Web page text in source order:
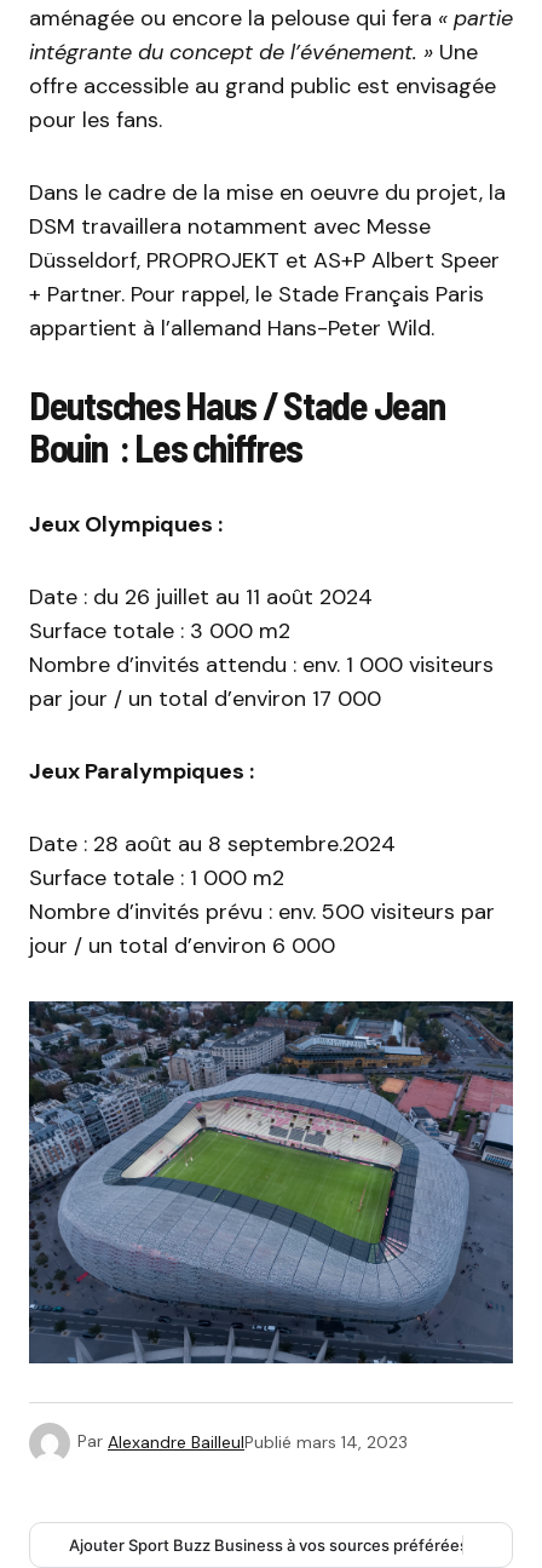
aménagée ou encore la pelouse qui fera « partie
intégrante du concept de l’événement. » Une
offre accessible au grand public est envisagée
pour les fans.
Dans le cadre de la mise en oeuvre du projet, la
DSM travaillera notamment avec Messe
Düsseldorf, PROPROJEKT et AS+P Albert Speer
+ Partner. Pour rappel, le Stade Français Paris
appartient à l’allemand Hans-Peter Wild.
Deutsches Haus / Stade Jean
Bouin : Les chiffres
Jeux Olympiques :
Date : du 26 juillet au 11 août 2024
Surface totale : 3 000 m2
Nombre d’invités attendu : env. 1 000 visiteurs
par jour / un total d’environ 17 000
Jeux Paralympiques :
Date : 28 août au 8 septembre.2024
Surface totale : 1 000 m2
Nombre d’invités prévu : env. 500 visiteurs par
jour / un total d’environ 6 000
Par Alexandre BailleulPublié mars 14, 2023
Ajouter Sport Buzz Business à vos sources préférées